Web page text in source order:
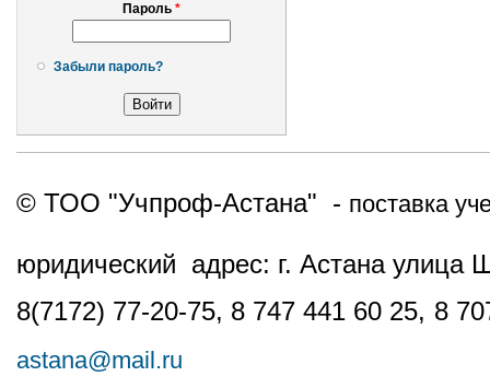
Пароль *
Забыли пароль?
© ТОО "Учпроф-Астана" - поставка
юридический адрес: г. Астана
8(7172) 77-20-75, 8 747 441 60 25, 8
astana@mail.ru